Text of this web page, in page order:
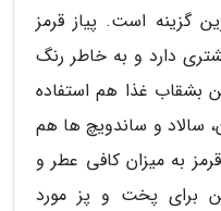
گزینه است. پیاز قرمز
دارد و به خاطر رنگ
بشقاب غذا هم استفاده
سالاد و ساندویچ ها هم
به میزان کافی عطر و
برای پخت و پز مورد